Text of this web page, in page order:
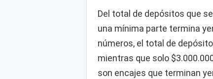
Del total de depósitos que
una mínima parte termina
números, el total de
mientras que solo
son encajes que terminan